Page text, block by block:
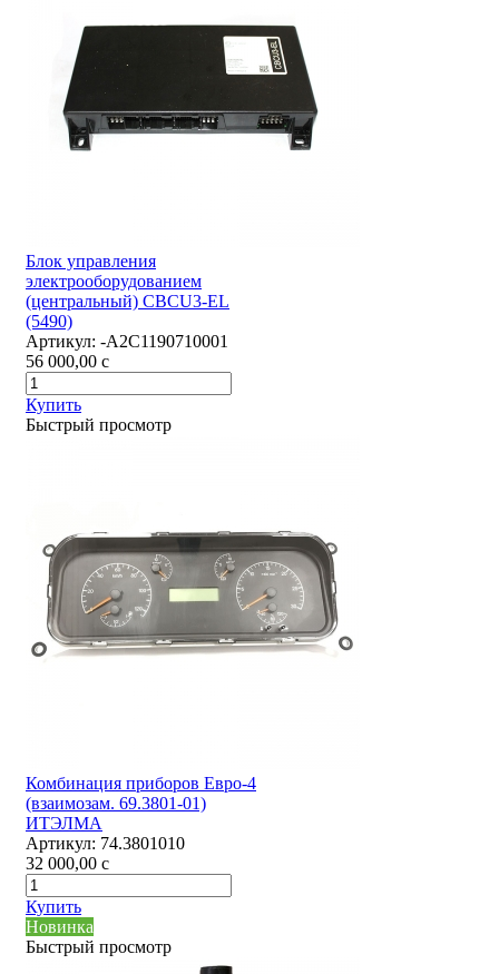
Блок управления
электрооборудованием
(центральный) CBCU3-EL
(5490)
Артикул: -А2С1190710001
56 000,00 c
Купить
Быстрый просмотр
Комбинация приборов Евро-4
(взаимозам. 69.3801-01)
ИТЭЛМА
Артикул: 74.3801010
32 000,00 c
Купить
Новинка
Быстрый просмотр